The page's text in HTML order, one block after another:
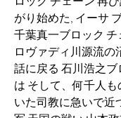
がり始めた, イーサ
千葉真一ブロック
ロヴァディ川源流の
話に戻る 石川浩之
は そして、何千人
いた司教に急いで近